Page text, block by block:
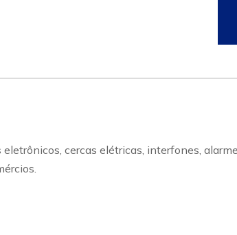
cercas elétricas, interfones,